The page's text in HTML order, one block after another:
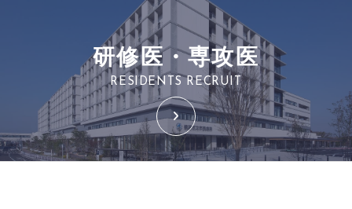
研修医・専攻医
RESIDENTS RECRUIT